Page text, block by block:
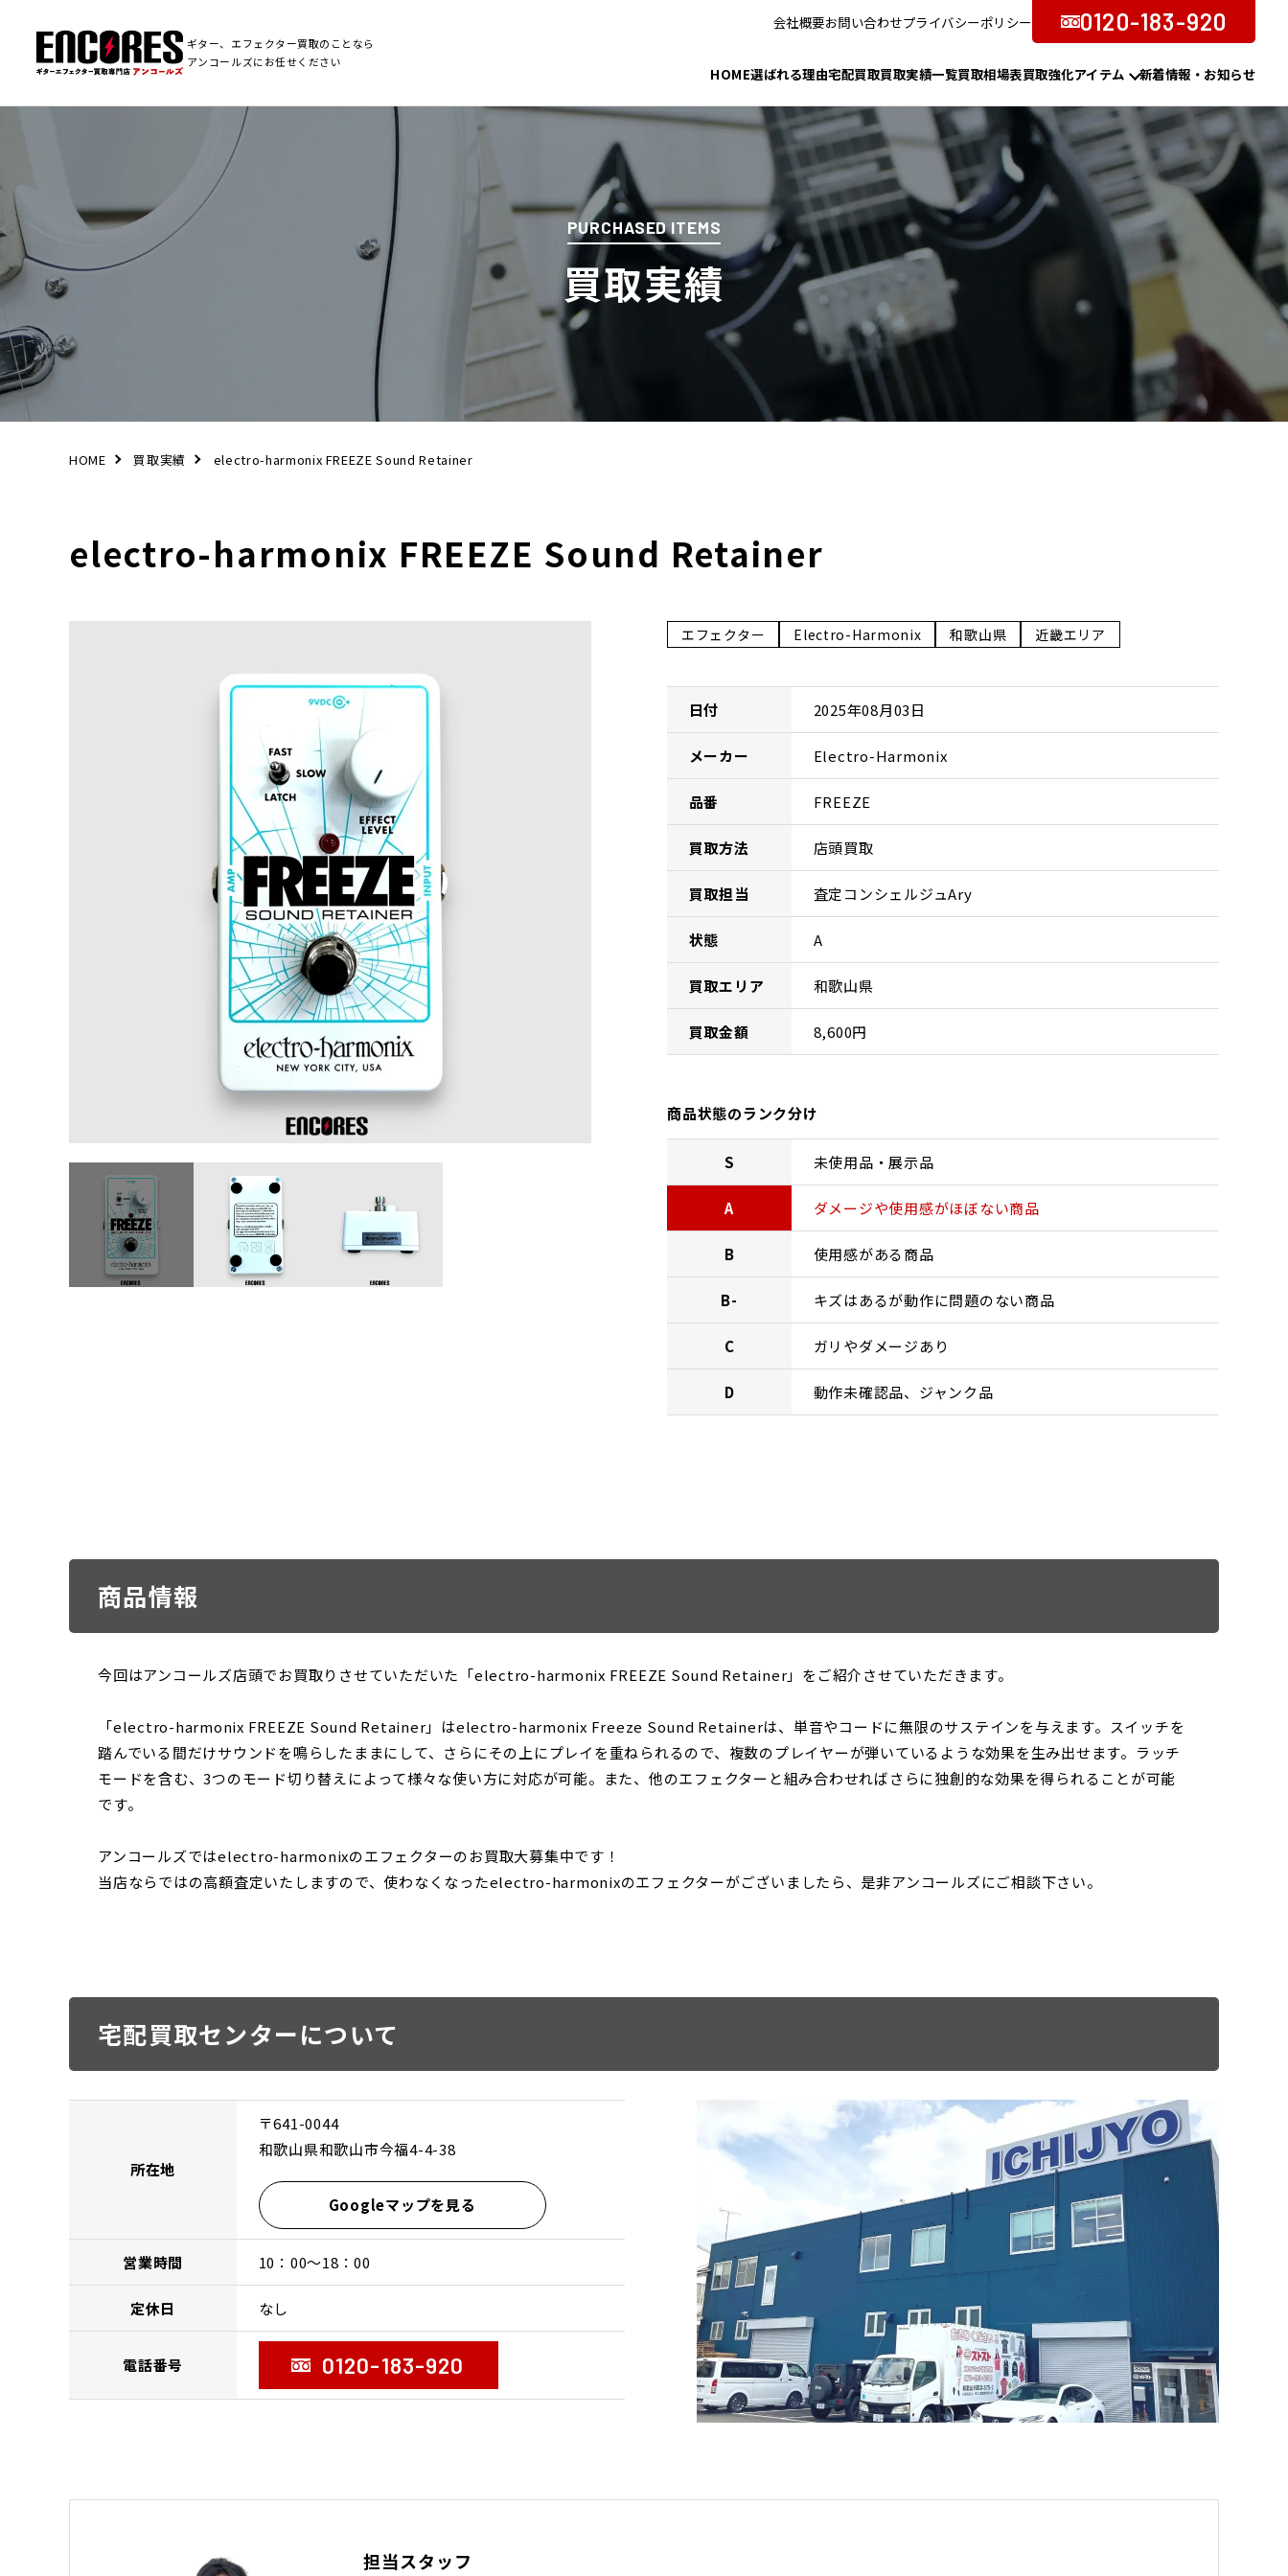
ギター、エフェクター買取のことなら
アンコールズにお任せください
会社概要お問い合わせプライバシーポリシー 0120-183-920
HOME選ばれる理由宅配買取買取実績一覧買取相場表買取強化アイテム 新着情報・お知らせ
PURCHASED ITEMS
買取実績
HOME 買取実績 electro-harmonix FREEZE Sound Retainer
electro-harmonix FREEZE Sound Retainer
エフェクター Electro-Harmonix 和歌山県 近畿エリア
日付 2025年08月03日
メーカー Electro-Harmonix
品番 FREEZE
買取方法 店頭買取
買取担当 査定コンシェルジュAry
状態 A
買取エリア 和歌山県
買取金額 8,600円
商品状態のランク分け
S 未使用品・展示品
A ダメージや使用感がほぼない商品
B 使用感がある商品
B- キズはあるが動作に問題のない商品
C ガリやダメージあり
D 動作未確認品、ジャンク品
商品情報
今回はアンコールズ店頭でお買取りさせていただいた「electro-harmonix FREEZE Sound Retainer」をご紹介させていただきます。
「electro-harmonix FREEZE Sound Retainer」はelectro-harmonix Freeze Sound Retainerは、単音やコードに無限のサステインを与えます。スイッチを
踏んでいる間だけサウンドを鳴らしたままにして、さらにその上にプレイを重ねられるので、複数のプレイヤーが弾いているような効果を生み出せます。ラッチ
モードを含む、3つのモード切り替えによって様々な使い方に対応が可能。また、他のエフェクターと組み合わせればさらに独創的な効果を得られることが可能
です。
アンコールズではelectro-harmonixのエフェクターのお買取大募集中です！
当店ならではの高額査定いたしますので、使わなくなったelectro-harmonixのエフェクターがございましたら、是非アンコールズにご相談下さい。
宅配買取センターについて
所在地
〒641-0044
和歌山県和歌山市今福4-4-38
Googleマップを見る
営業時間 10：00〜18：00
定休日 なし
電話番号 0120-183-920
担当スタッフ